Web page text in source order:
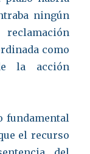
ningún
como
la acción
fundamental
el recurso